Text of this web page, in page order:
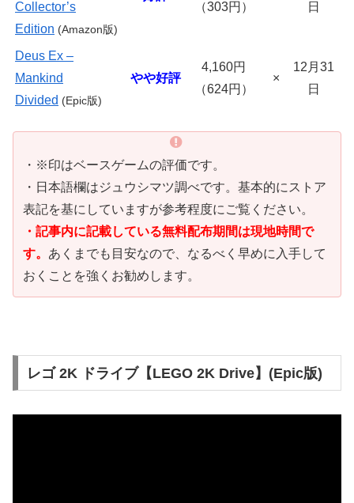
Collector’s
Edition (Amazon版)
（303円）
日
Deus Ex –
Mankind
Divided (Epic版)
やや好評
4,160円
（624円）
×
12月31
日
・※印はベースゲームの評価です。
・日本語欄はジュウシマツ調べです。基本的にストア
表記を基にしていますが参考程度にご覧ください。
・記事内に記載している無料配布期間は現地時間で
す。 あくまでも目安なので、なるべく早めに入手して
おくことを強くお勧めします。
レゴ 2K ドライブ【LEGO 2K Drive】(Epic版)